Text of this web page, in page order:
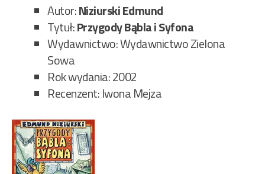
Autor:Niziurski Edmund
Tytuł:Przygody Bąbla i Syfona
Wydawnictwo: Wydawnictwo Zielona
Sowa
Rok wydania: 2002
Recenzent: Iwona Mejza